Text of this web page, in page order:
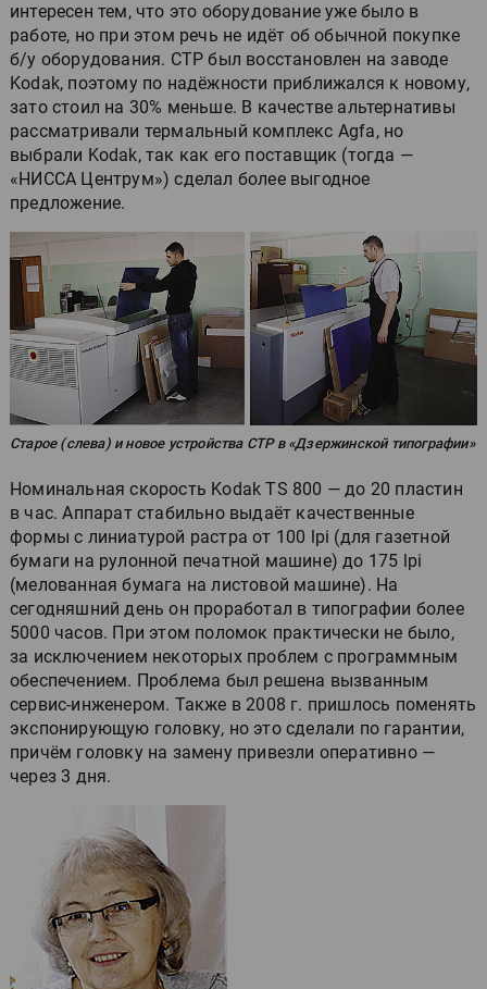
интересен тем, что это оборудование уже было в
работе, но при этом речь не идёт об обычной покупке
б/у оборудования. СТР был восстановлен на заводе
Kodak, поэтому по надёжности приближался к новому,
зато стоил на 30% меньше. В качестве альтернативы
рассматривали термальный комплекс Agfa, но
выбрали Kodak, так как его поставщик (тогда —
«НИССА Центрум») сделал более выгодное
предложение.
Старое (слева) и новое устройства СТР в «Дзержинской типографии»
Номинальная скорость Kodak TS 800 — до 20 пластин
в час. Аппарат стабильно выдаёт качественные
формы с линиатурой растра от 100 lpi (для газетной
бумаги на рулонной печатной машине) до 175 lpi
(мелованная бумага на листовой машине). На
сегодняшний день он проработал в типографии более
5000 часов. При этом поломок практически не было,
за исключением некоторых проблем с программным
обеспечением. Проблема был решена вызванным
сервис-инженером. Также в 2008 г. пришлось поменять
экспонирующую головку, но это сделали по гарантии,
причём головку на замену привезли оперативно —
через 3 дня.